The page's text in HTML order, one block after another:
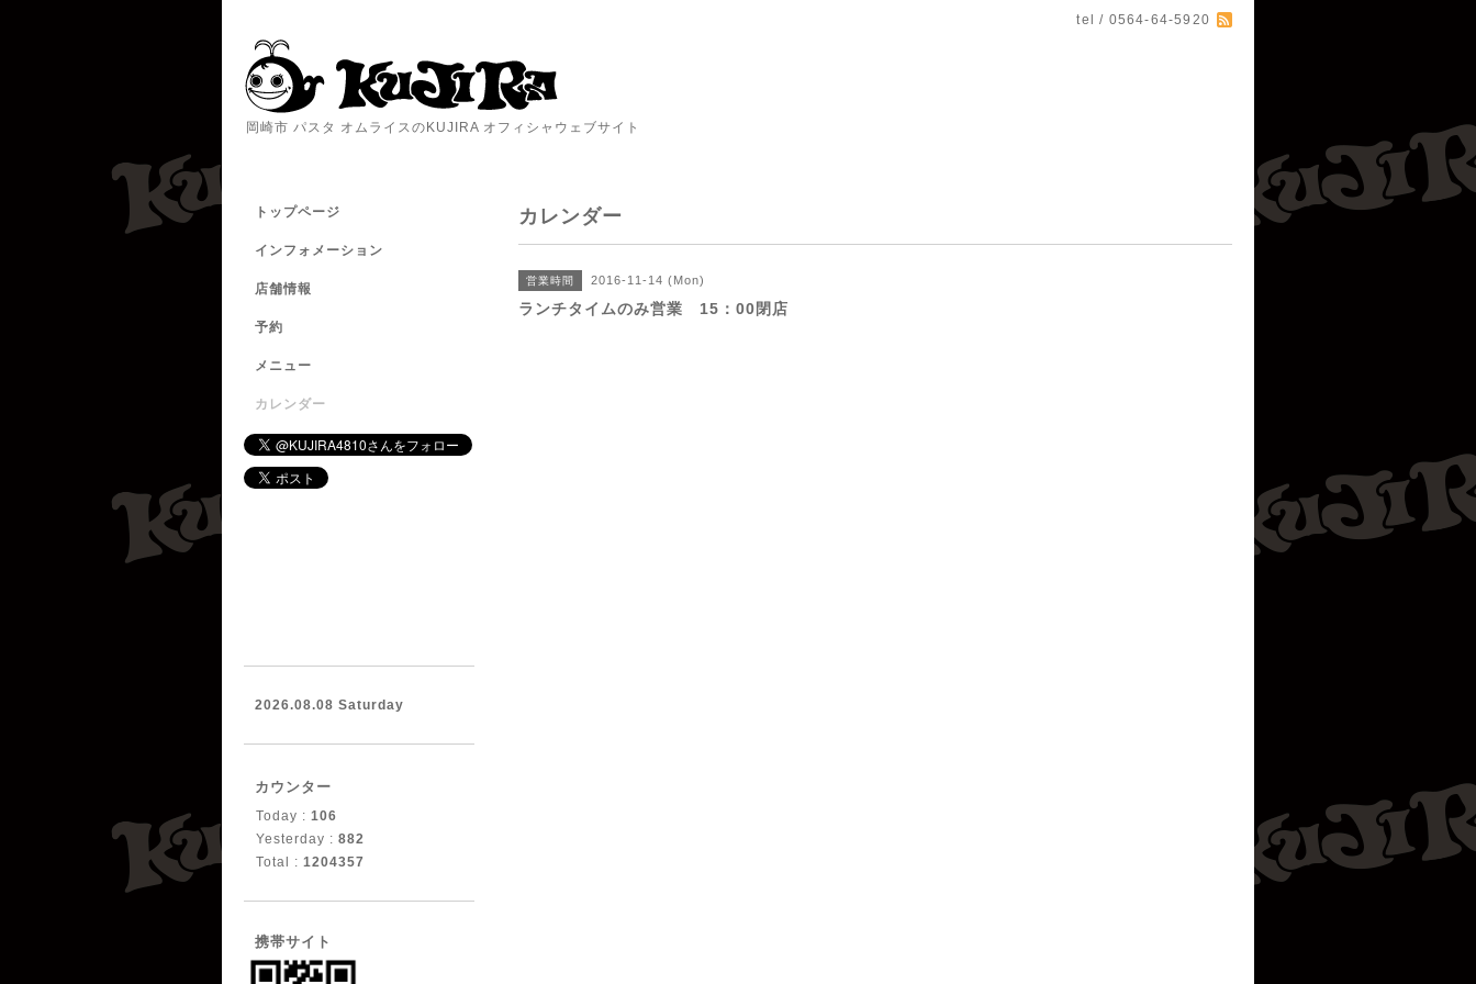
tel / 0564-64-5920
岡崎市 パスタ オムライスのKUJIRA オフィシャウェブサイト
カレンダー
営業時間 2016-11-14 (Mon)
ランチタイムのみ営業 15：00閉店
トップページ
インフォメーション
店舗情報
予約
メニュー
カレンダー
2026.08.08 Saturday
カウンター
Today : 106
Yesterday : 882
Total : 1204357
携帯サイト